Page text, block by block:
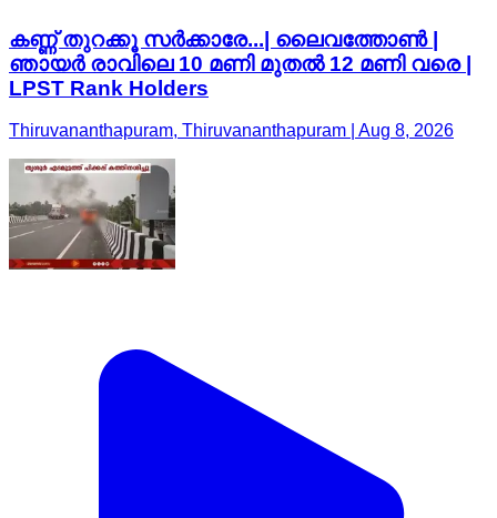
കണ്ണ് തുറക്കൂ സർക്കാരേ...| ലൈവത്തോൺ |
ഞായർ രാവിലെ 10 മണി മുതൽ 12 മണി വരെ |
LPST Rank Holders
Thiruvananthapuram, Thiruvananthapuram | Aug 8, 2026